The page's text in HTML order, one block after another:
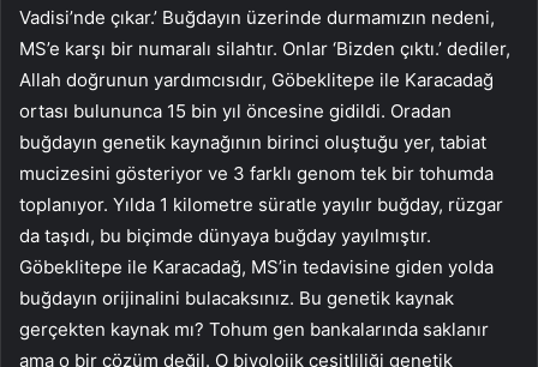
Vadisi’nde çıkar.’ Buğdayın üzerinde durmamızın nedeni,
MS’e karşı bir numaralı silahtır. Onlar ‘Bizden çıktı.’ dediler,
Allah doğrunun yardımcısıdır, Göbeklitepe ile Karacadağ
ortası bulununca 15 bin yıl öncesine gidildi. Oradan
buğdayın genetik kaynağının birinci oluştuğu yer, tabiat
mucizesini gösteriyor ve 3 farklı genom tek bir tohumda
toplanıyor. Yılda 1 kilometre süratle yayılır buğday, rüzgar
da taşıdı, bu biçimde dünyaya buğday yayılmıştır.
Göbeklitepe ile Karacadağ, MS’in tedavisine giden yolda
buğdayın orijinalini bulacaksınız. Bu genetik kaynak
gerçekten kaynak mı? Tohum gen bankalarında saklanır
ama o bir çözüm değil. O biyolojik çeşitliliği genetik